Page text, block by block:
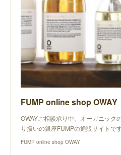
FUMP online shop OWAY
OWAYご相談承り中。オーガニック
り扱いの銀座FUMPの通販サイト
FUMP online shop OWAY